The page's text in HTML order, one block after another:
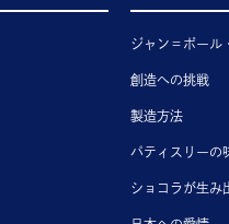
ジャン＝ポール
創造への挑戦
製造方法
パティスリーの
ショコラが生み